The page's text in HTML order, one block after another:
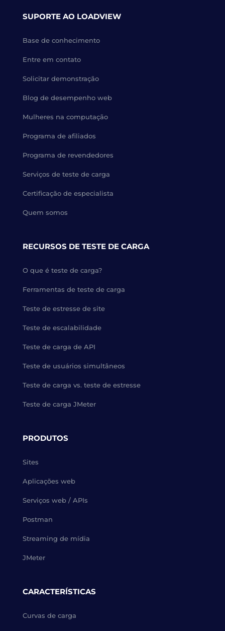
SUPORTE AO LOADVIEW
Base de conhecimento
Entre em contato
Solicitar demonstração
Blog de desempenho web
Mulheres na computação
Programa de afiliados
Programa de revendedores
Serviços de teste de carga
Certificação de especialista
Quem somos
RECURSOS DE TESTE DE CARGA
O que é teste de carga?
Ferramentas de teste de carga
Teste de estresse de site
Teste de escalabilidade
Teste de carga de API
Teste de usuários simultâneos
Teste de carga vs. teste de estresse
Teste de carga JMeter
PRODUTOS
Sites
Aplicações web
Serviços web / APIs
Postman
Streaming de mídia
JMeter
CARACTERÍSTICAS
Curvas de carga